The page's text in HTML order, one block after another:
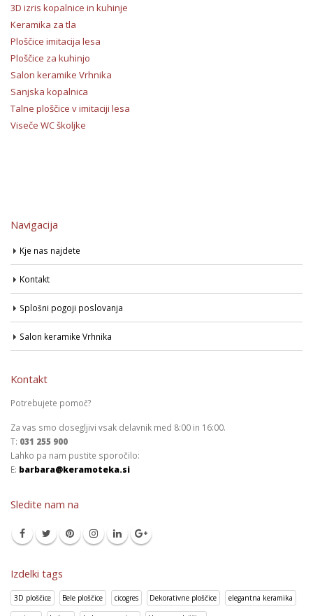
3D izris kopalnice in kuhinje
Keramika za tla
Ploščice imitacija lesa
Ploščice za kuhinjo
Salon keramike Vrhnika
Sanjska kopalnica
Talne ploščice v imitaciji lesa
Viseče WC školjke
Navigacija
Kje nas najdete
Kontakt
Splošni pogoji poslovanja
Salon keramike Vrhnika
Kontakt
Potrebujete pomoč?
Za vas smo dosegljivi vsak delavnik med 8:00 in 16:00.
T: 031 255 900
Lahko pa nam pustite sporočilo:
E: barbara@keramoteka.si
Sledite nam na
Izdelki tags
3D ploščice Bele ploščice cicogres Dekorativne ploščice elegantna keramika